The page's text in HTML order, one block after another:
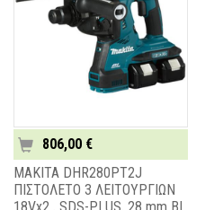
806,00 €
MAKITA DHR280PT2J
ΠΙΣΤΟΛΕΤΟ 3 ΛΕΙΤΟΥΡΓΙΩΝ